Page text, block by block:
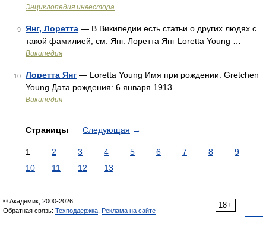
Энциклопедия инвестора
9 Янг, Лоретта — В Википедии есть статьи о других людях с
такой фамилией, см. Янг. Лоретта Янг Loretta Young …
Википедия
10 Лоретта Янг — Loretta Young Имя при рождении: Gretchen
Young Дата рождения: 6 января 1913 …
Википедия
Страницы Следующая →
1 2 3 4 5 6 7 8
9
10
11 12 13
18+
© Академик, 2000-2026
Обратная связь: Техподдержка Реклама на сайте